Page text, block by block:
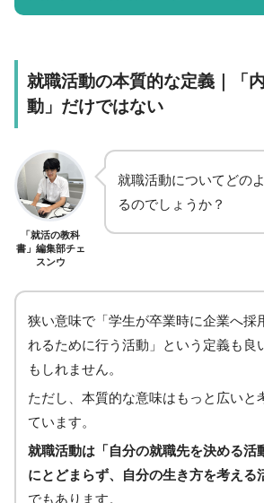
就職活動の本質的な定義｜「
動」だけではない
「就活の教科
書」編集部チェ
スンウ
就職活動についてどの
るのでしょうか？
狭い意味で「学生が卒業時に企業へ採
れるために行う活動」という定義も良
もしれません。
ただし、本質的な意味はもっと広いと
ています。
就職活動は「自分の就職先を決める活
にとどまらず、自分の生き方を考える
でもあります。